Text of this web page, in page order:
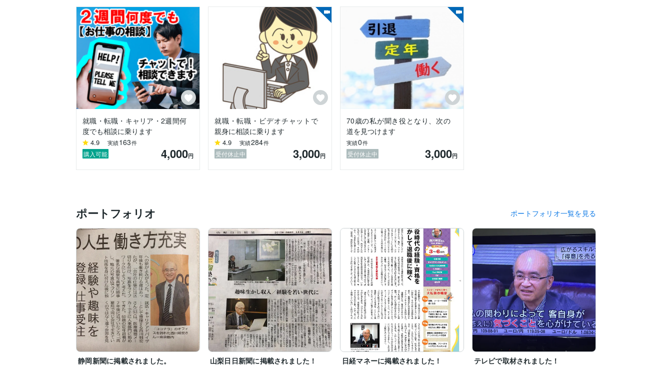
横浜市内私立大学で学生就職支援。
キャリア相談室で対面の就活指導。自己分析、書類作成、模擬面接まで幅広く対応。
2021年
神奈川県委託就職氷河期世代支援事業に参加
35歳～50歳の正社員就職を目指す方向けの講座運営と個別カウンセリング。
2022年
東京都内私立大学で学生就職支援。
キャリアセンターで対面の就活指導。自己分析、書類作成、模擬面接まで幅広く対応。
2023年～
高校や専門学校でのキャリア教育授業講師。
自己分析、業界研究や面接対策などの授業を担当。
2015年〜
ココナラでの大学生の就活・社会人の転職等相談対応。（2026年4月時点で実績約600件）
【その他の私について】
・横浜市在住です。もう60年近く住んでいてますます横浜が好きです！
・趣味その１：音楽です。ピアノやドラムをやります。月1〜2回顔なじみのセッションにでかけて演奏を楽しんでます。
・趣味その2：ウォーキングです。晴れた日には好きな音楽を聴きながら楽しく歩いています。
【おまけ：タイトル写真について】
ここまで読んでいただき、ありがとうございます！
タイトル写真は鎌倉の稲村ヶ崎近くで私が撮りました。
青信号を渡ると果てしない青い海！
明るい未来を感じませんか？
就職・転職・キャリア・2週間何
度でも相談に乗ります
4.9 実績163件
購入可能 4,000円
就職・転職・ビデオチャットで
親身に相談に乗ります
4.9 実績284件
受付休止中 3,000円
70歳の私が聞き役となり、次の
道を見つけます
実績0件
受付休止中 3,000円
ポートフォリオ ポートフォリオ一覧を見る
静岡新聞に掲載されました。 山梨日日新聞に掲載されました！ 日経マネーに掲載されました！ テレビで取材されました！